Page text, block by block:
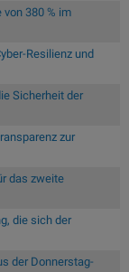
380 % im
Resilienz und
Sicherheit der
zur
das zweite
die sich der
der Donnerstag-